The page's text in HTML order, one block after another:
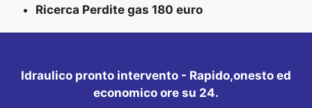
Ricerca Perdite gas 180 euro
Idraulico pronto intervento - Rapido,onesto ed
economico ore su 24.